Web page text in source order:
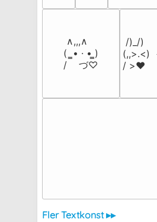
∧,,,∧
(  ̳• · • ̳)
/    づ♡
/)_/)
(,,>.<)
/ >❤️
Fler Textkonst ▸▸